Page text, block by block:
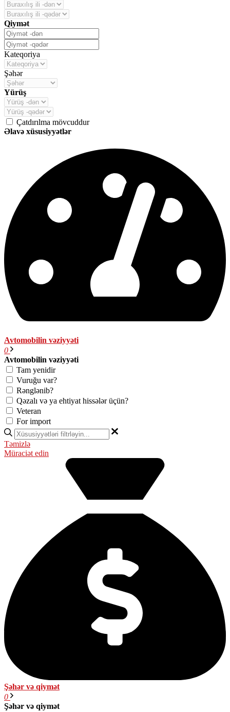
Qiymət
Kateqoriya
Şəhər
Yürüş
Çatdırılma mövcuddur
Əlavə xüsusiyyətlər
Avtomobilin vəziyyəti
0
Avtomobilin vəziyyəti
Tam yenidir
Vuruğu var?
Rənglənib?
Qəzalı və ya ehtiyat hissələr üçün?
Veteran
For import
Təmizlə
Müraciət edin
Şəhər və qiymət
0
Şəhər və qiymət